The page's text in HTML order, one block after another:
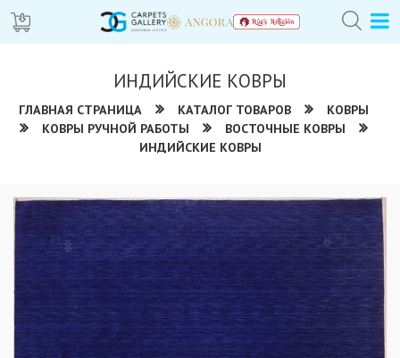
ИНДИЙСКИЕ КОВРЫ
ГЛАВНАЯ СТРАНИЦА КАТАЛОГ ТОВАРОВ
КОВРЫ
КОВРЫ РУЧНОЙ РАБОТЫ
ВОСТОЧНЫЕ КОВРЫ
ИНДИЙСКИЕ КОВРЫ